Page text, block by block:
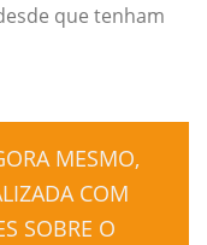
que tenham
MESMO,
COM
SOBRE O